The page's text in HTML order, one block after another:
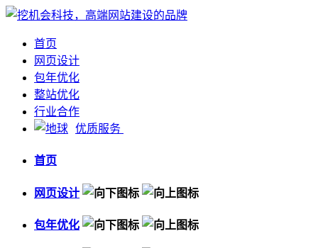
首页
网页设计
包年优化
整站优化
行业合作
优质服务
首页
网页设计
包年优化